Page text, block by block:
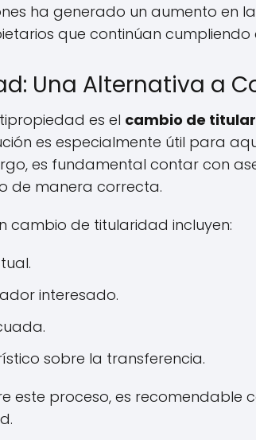
ha generado un aumento en
que continúan cumpliendo
Una Alternativa a
es el cambio de
es especialmente útil para
es fundamental contar con
de manera correcta.
cambio de titularidad incluyen:
interesado.
sobre la transferencia.
este proceso, es recomendable